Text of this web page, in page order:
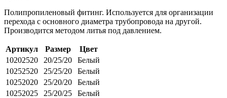
Полипропиленовый фитинг. Используется для организации
перехода с основного диаметра трубопровода на другой.
Производится методом литья под давлением.
Артикул Размер
Цвет
10202520
20/25/20
Белый
10252520
25/25/20
Белый
10252020
25/20/20
Белый
10252025
25/20/25
Белый